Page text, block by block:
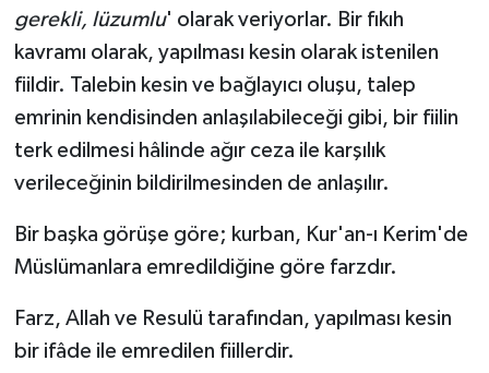
gerekli, lüzumlu' olarak veriyorlar. Bir fıkıh
kavramı olarak, yapılması kesin olarak istenilen
fiildir. Talebin kesin ve bağlayıcı oluşu, talep
emrinin kendisinden anlaşılabileceği gibi, bir fiilin
terk edilmesi hâlinde ağır ceza ile karşılık
verileceğinin bildirilmesinden de anlaşılır.
Bir başka görüşe göre; kurban, Kur'an-ı Kerim'de
Müslümanlara emredildiğine göre farzdır.
Farz, Allah ve Resulü tarafından, yapılması kesin
bir ifâde ile emredilen fiillerdir.